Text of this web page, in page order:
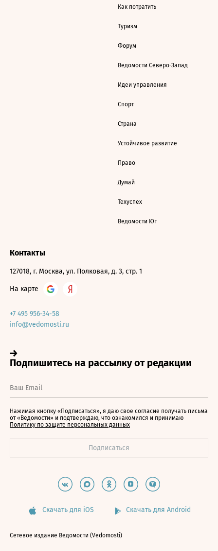
Как потратить
Туризм
Форум
Ведомости Северо-Запад
Идеи управления
Спорт
Страна
Устойчивое развитие
Право
Думай
Техуспех
Ведомости Юг
Контакты
127018, г. Москва, ул. Полковая, д. 3, стр. 1
На карте
+7 495 956-34-58
info@vedomosti.ru
Нажимая кнопку «Подписаться», я даю свое согласие получать письма
от «Ведомости» и подтверждаю, что ознакомился и принимаю
Политику по защите персональных данных
Скачать для iOS Скачать для Android
Сетевое издание Ведомости (Vedomosti)